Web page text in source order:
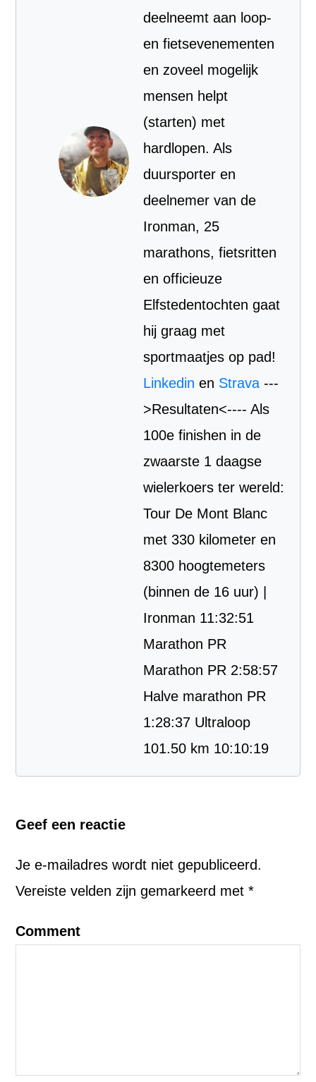
deelneemt aan loop-
en fietsevenementen
en zoveel mogelijk
mensen helpt
(starten) met
hardlopen. Als
duursporter en
deelnemer van de
Ironman, 25
marathons, fietsritten
en officieuze
Elfstedentochten gaat
hij graag met
sportmaatjes op pad!
Linkedin en Strava ---
>Resultaten<---- Als
100e finishen in de
zwaarste 1 daagse
wielerkoers ter wereld:
Tour De Mont Blanc
met 330 kilometer en
8300 hoogtemeters
(binnen de 16 uur) |
Ironman 11:32:51
Marathon PR
Marathon PR 2:58:57
Halve marathon PR
1:28:37 Ultraloop
101.50 km 10:10:19
Geef een reactie
Je e-mailadres wordt niet gepubliceerd.
Vereiste velden zijn gemarkeerd met*
Comment